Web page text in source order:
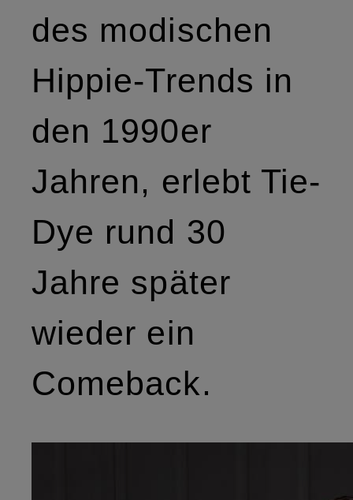
des modischen
Hippie-Trends in
den 1990er
Jahren, erlebt Tie-
Dye rund 30
Jahre später
wieder ein
Comeback.